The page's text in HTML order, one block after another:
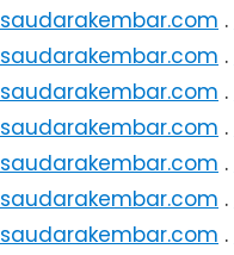
saudarakembar.com .
saudarakembar.com .
saudarakembar.com .
saudarakembar.com .
saudarakembar.com .
saudarakembar.com .
saudarakembar.com .